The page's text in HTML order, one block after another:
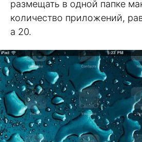
размещать в одной папке
количество приложений,
а 20.